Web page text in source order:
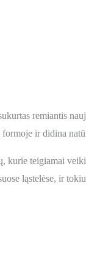
remiantis
ir didina
teigiamai
ląstelėse, ir